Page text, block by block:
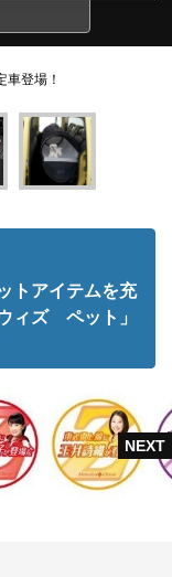
登場！
トアイテムを充
ィズ ペット」